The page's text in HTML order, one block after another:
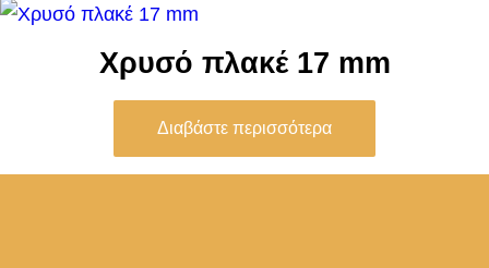
Χρυσό πλακέ 17 mm
Διαβάστε περισσότερα